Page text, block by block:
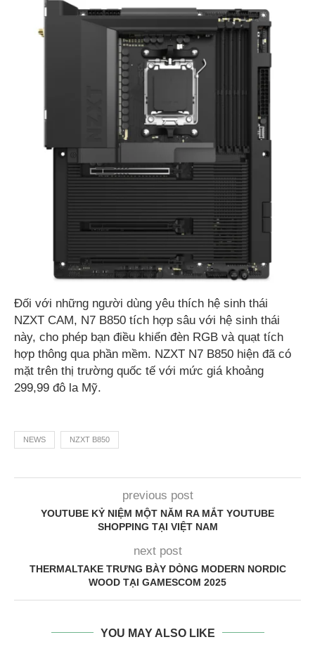
Đối với những người dùng yêu thích hệ sinh thái
NZXT CAM, N7 B850 tích hợp sâu với hệ sinh thái
này, cho phép bạn điều khiển đèn RGB và quạt tích
hợp thông qua phần mềm. NZXT N7 B850 hiện đã có
mặt trên thị trường quốc tế với mức giá khoảng
299,99 đô la Mỹ.
NEWS NZXT B850
previous post
YOUTUBE KỶ NIỆM MỘT NĂM RA MẮT YOUTUBE
SHOPPING TẠI VIỆT NAM
next post
THERMALTAKE TRƯNG BÀY DÒNG MODERN NORDIC
WOOD TẠI GAMESCOM 2025
YOU MAY ALSO LIKE